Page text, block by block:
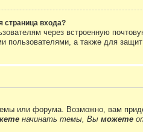
страница входа?
через встроенную
а также для
или форума. Возможно, вам
начинать темы, Вы можете